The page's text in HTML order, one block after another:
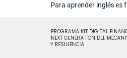
Para aprender inglés
PROGRAMA KIT DIGITAL
NEXT GENERATION DEL
Y RESILIENCIA